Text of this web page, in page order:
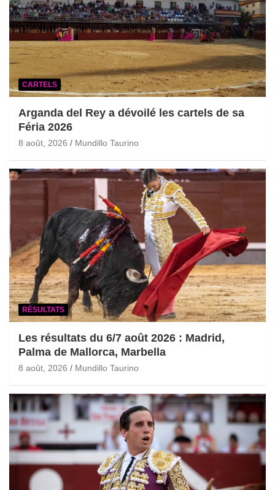
CARTELS
Arganda del Rey a dévoilé les cartels de sa
Féria 2026
8 août, 2026 Mundillo Taurino
RÉSULTATS
Les résultats du 6/7 août 2026 : Madrid,
Palma de Mallorca, Marbella
8 août, 2026 Mundillo Taurino